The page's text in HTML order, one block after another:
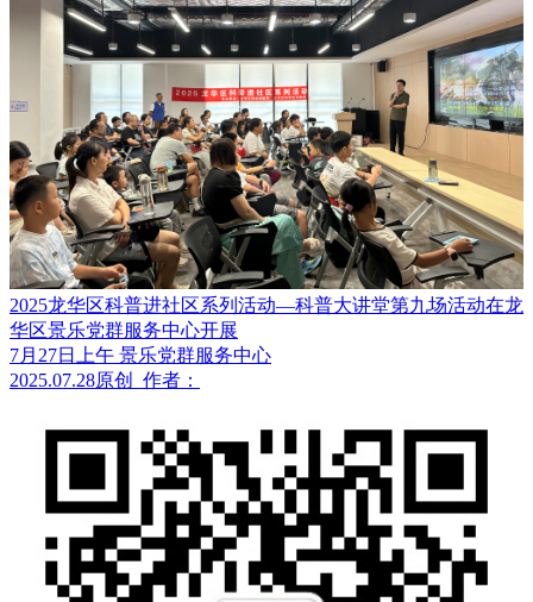
2025龙华区科普进社区系列活动—科普大讲堂第九场活动在龙
华区景乐党群服务中心开展
7月27日上午 景乐党群服务中心
2025.07.28原创 作者：